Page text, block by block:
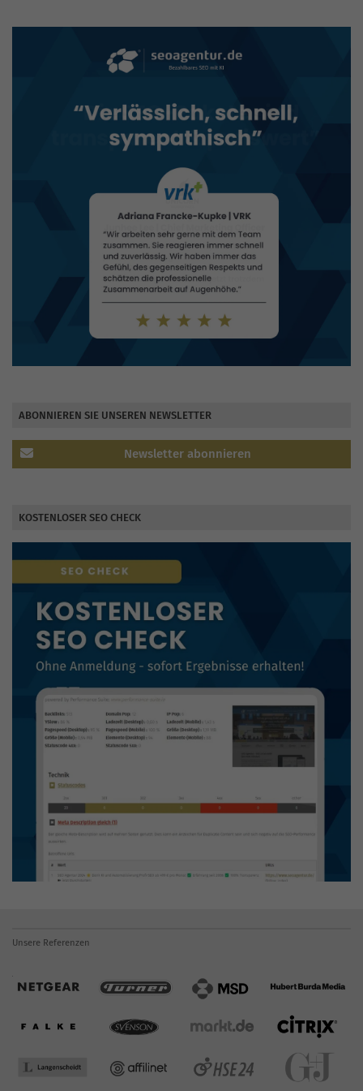
ABONNIEREN SIE UNSEREN NEWSLETTER
Newsletter abonnieren
KOSTENLOSER SEO CHECK
Unsere Referenzen